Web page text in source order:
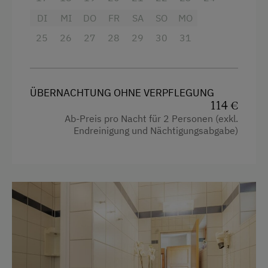
Ausstattung der Wohneinheit
Ferienwohnung ebenerdig
Geschirr vorhanden
Terrasse
Waschmaschine
Verpflegung
Fernseher
Getränkeerwerb im Haus
Handtücher
Kinderbett
Reinigungsausstattung im Hotel
Reinigungsausstattung in der Wohnung
DI
25
MI
26
DO
27
FR
28
SA
29
SO
30
MO
31
ÜBERNACHTUNG OHNE VERPFLEGUNG
114 €
Ab-Preis pro Nacht für 2 Personen (exkl.
Endreinigung und Nächtigungsabgabe)